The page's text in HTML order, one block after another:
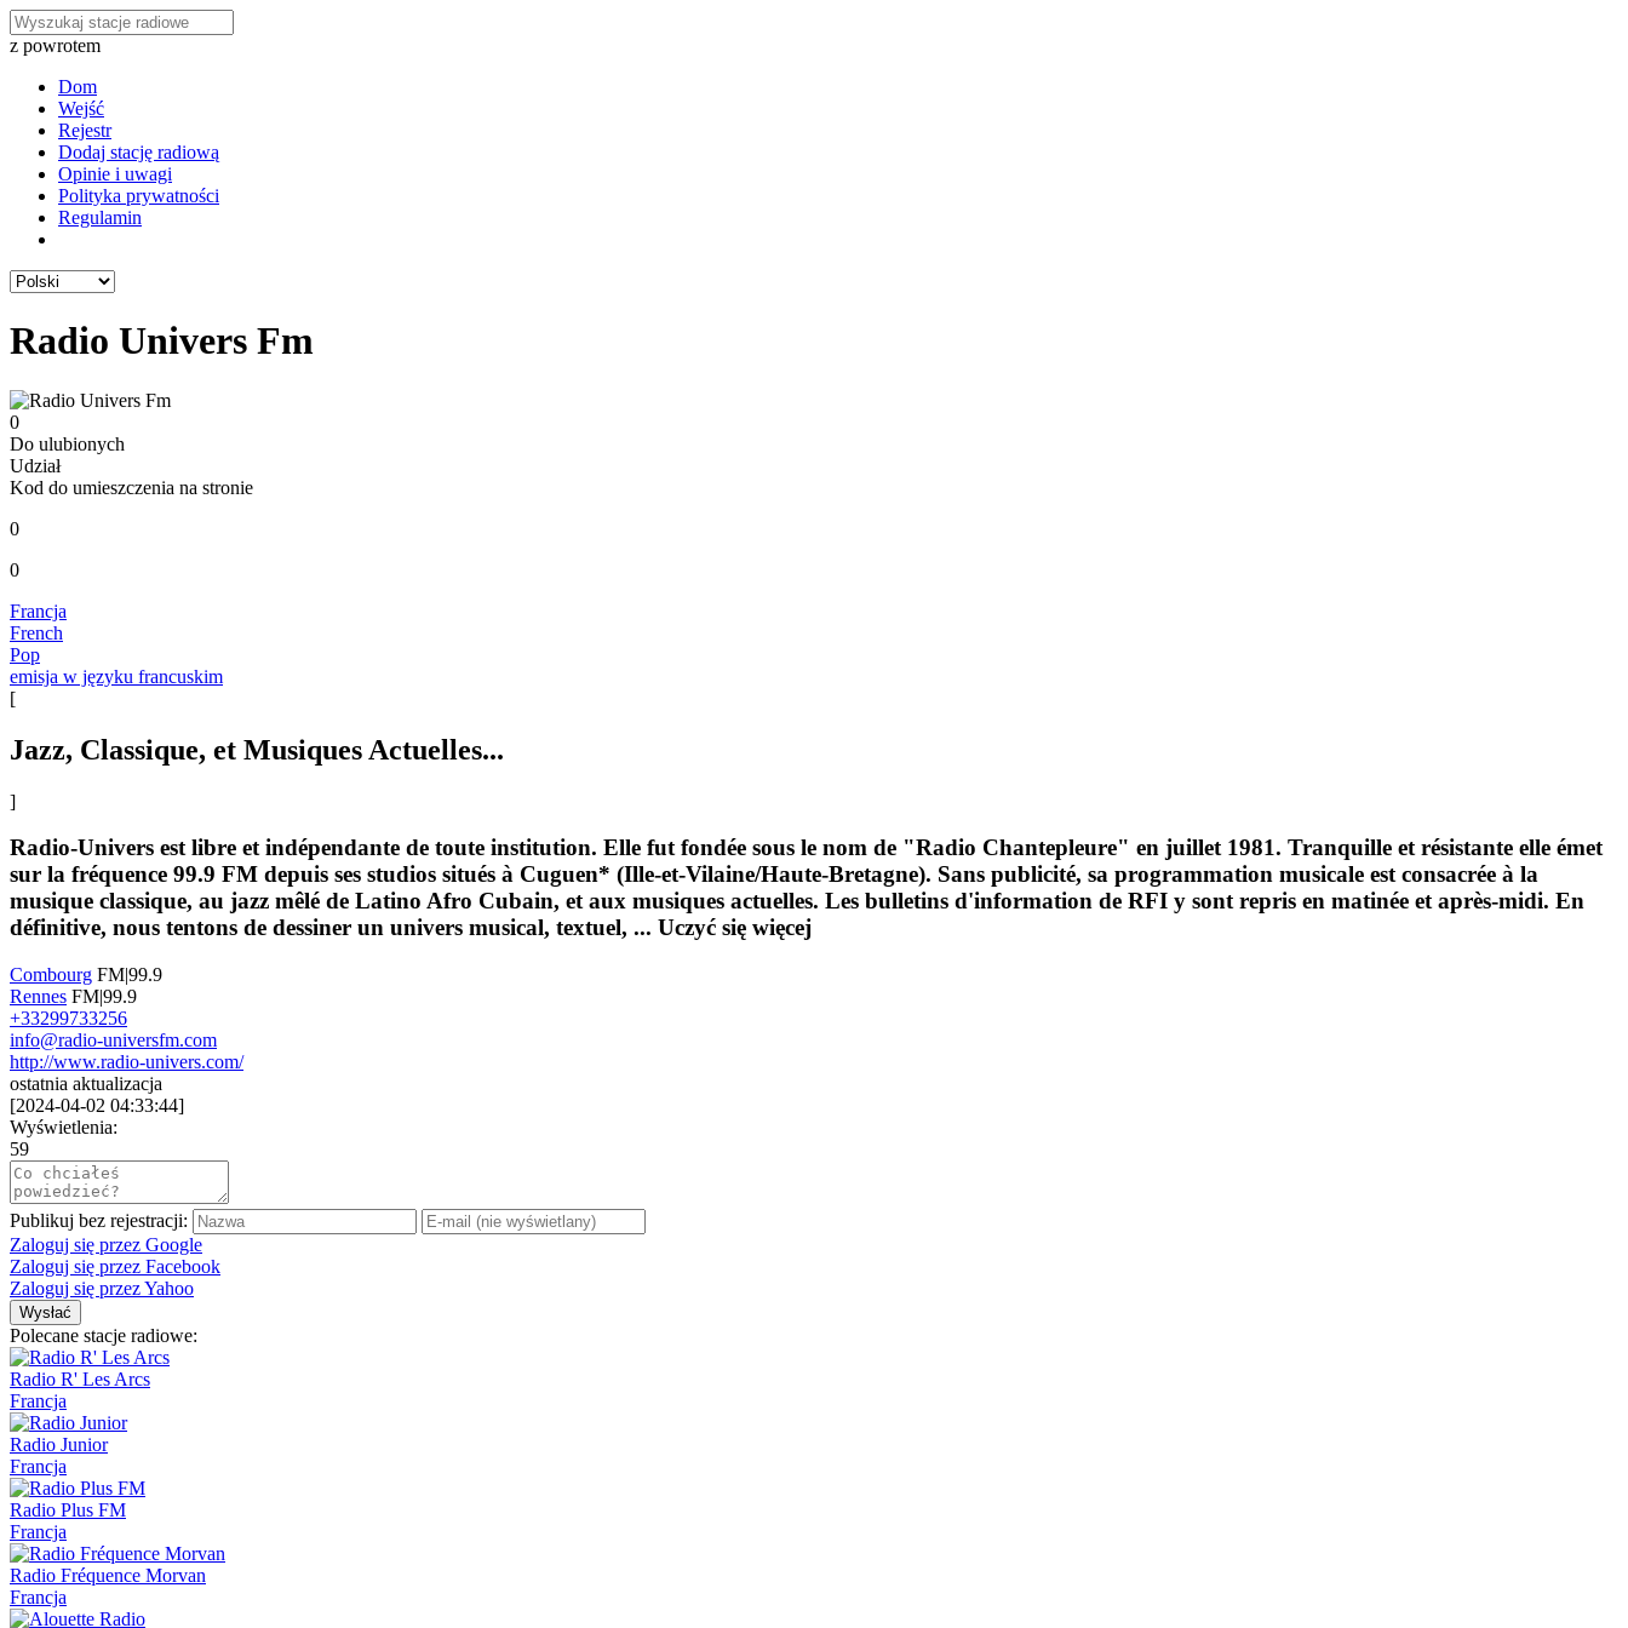
z powrotem
Dom
Wejść
Rejestr
Dodaj stację radiową
Opinie i uwagi
Polityka prywatności
Regulamin
Radio Univers Fm
0
Do ulubionych
Udział
Kod do umieszczenia na stronie
0
0
Francja
French
Pop
emisja w języku francuskim
[
Jazz, Classique, et Musiques Actuelles...
]
Radio-Univers est libre et indépendante de toute institution. Elle fut fondée sous le nom de "Radio Chantepleure" en juillet 1981. Tranquille et résistante elle émet
sur la fréquence 99.9 FM depuis ses studios situés à Cuguen* (Ille-et-Vilaine/Haute-Bretagne). Sans publicité, sa programmation musicale est consacrée à la
musique classique, au jazz mêlé de Latino Afro Cubain, et aux musiques actuelles. Les bulletins d'information de RFI y sont repris en matinée et après-midi. En
définitive, nous tentons de dessiner un univers musical, textuel, ... Uczyć się więcej
Combourg FM|99.9
Rennes FM|99.9
+33299733256
info@radio-universfm.com
http://www.radio-univers.com/
ostatnia aktualizacja
[2024-04-02 04:33:44]
Wyświetlenia:
59
Publikuj bez rejestracji:
Zaloguj się przez Google
Zaloguj się przez Facebook
Zaloguj się przez Yahoo
Wysłać
Polecane stacje radiowe:
Radio R' Les Arcs
Francja
Radio Junior
Francja
Radio Plus FM
Francja
Radio Fréquence Morvan
Francja